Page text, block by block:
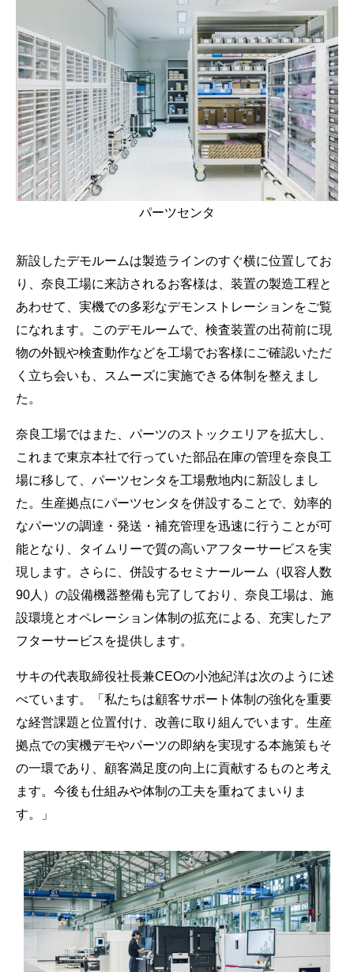
パーツセンタ
新設したデモルームは製造ラインのすぐ横に位置してお
り、奈良工場に来訪されるお客様は、装置の製造工程と
あわせて、実機での多彩なデモンストレーションをご覧
になれます。このデモルームで、検査装置の出荷前に現
物の外観や検査動作などを工場でお客様にご確認いただ
く立ち会いも、スムーズに実施できる体制を整えまし
た。
奈良工場ではまた、パーツのストックエリアを拡大し、
これまで東京本社で行っていた部品在庫の管理を奈良工
場に移して、パーツセンタを工場敷地内に新設しまし
た。生産拠点にパーツセンタを併設することで、効率的
なパーツの調達・発送・補充管理を迅速に行うことが可
能となり、タイムリーで質の高いアフターサービスを実
現します。さらに、併設するセミナールーム（収容人数
90人）の設備機器整備も完了しており、奈良工場は、施
設環境とオペレーション体制の拡充による、充実したア
フターサービスを提供します。
サキの代表取締役社長兼CEOの小池紀洋は次のように述
べています。「私たちは顧客サポート体制の強化を重要
な経営課題と位置付け、改善に取り組んでいます。生産
拠点での実機デモやパーツの即納を実現する本施策もそ
の一環であり、顧客満足度の向上に貢献するものと考え
ます。今後も仕組みや体制の工夫を重ねてまいりま
す。」